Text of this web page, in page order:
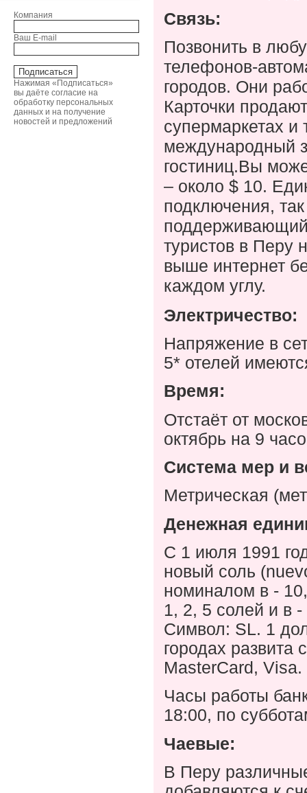
Компания
Ваш E-mail
Нажимая «Подписаться»
вы даёте согласие на
обработку персональных
данных и на получение
новостей и предложений
Связь:
Позвонить в
телефонов-
городов. Они
Карточки
супермаркетах и
международный
гостиниц.Вы
– около $ 10.
подключения,
туристов в Перу
выше интернет
каждом углу.
Электричество:
Напряжение в
5* отелей
Время:
Отстаёт от
октябрь на 9
Система мер и
Метрическая
Денежная
С 1 июля 1991
новый соль (
номиналом в -
1, 2, 5 солей и в
Символ: SL. 1
городах развита
MasterCard, Visa.
Часы работы
18:00, по
Чаевые:
В Перу